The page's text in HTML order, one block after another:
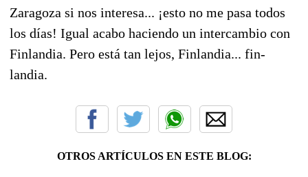
Zaragoza si nos interesa... ¡esto no me pasa todos
los días! Igual acabo haciendo un intercambio con
Finlandia. Pero está tan lejos, Finlandia... fin-
landia.
OTROS ARTÍCULOS EN ESTE BLOG: